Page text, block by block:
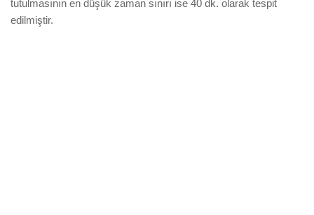
tutulmasının en düşük zaman sınırı ise 40 dk. olarak tespit
edilmiştir.